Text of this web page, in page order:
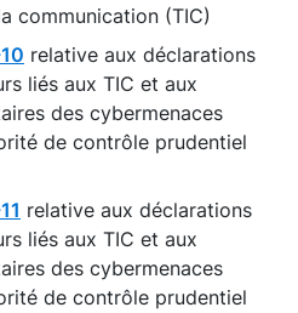
communication (TIC)
relative aux déclarations
liés aux TIC et aux
des cybermenaces
de contrôle prudentiel
relative aux déclarations
liés aux TIC et aux
des cybermenaces
de contrôle prudentiel